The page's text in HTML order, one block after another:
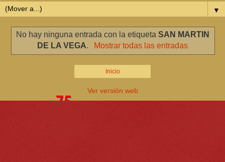
▼
No hay ninguna entrada con la etiqueta SAN MARTIN
DE LA VEGA. Mostrar todas las entradas
Inicio
Ver versión web